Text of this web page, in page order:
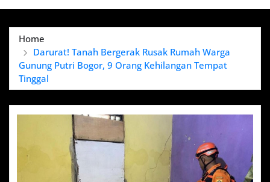
Home
Darurat! Tanah Bergerak Rusak Rumah Warga
Gunung Putri Bogor, 9 Orang Kehilangan Tempat
Tinggal